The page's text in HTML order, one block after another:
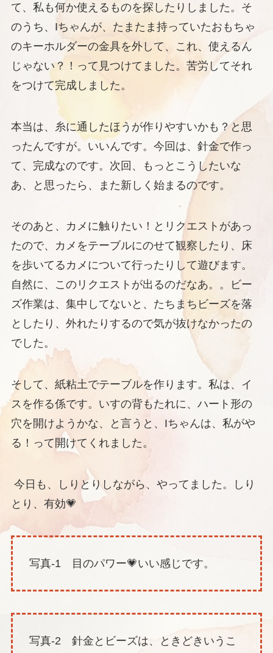
て、私も何か使えるものを探したりしました。そ
のうち、Iちゃんが、たまたま持っていたおもちゃ
のキーホルダーの金具を外して、これ、使えるん
じゃない？！って見つけてました。苦労してそれ
をつけて完成しました。
本当は、糸に通したほうが作りやすいかも？と思
ったんですが。いいんです。今回は、針金で作っ
て、完成なのです。次回、もっとこうしたいな
あ、と思ったら、また新しく始まるのです。
そのあと、カメに触りたい！とリクエストがあっ
たので、カメをテーブルにのせて観察したり、床
を歩いてるカメについて行ったりして遊びます。
自然に、このリクエストが出るのだなあ。。ビー
ズ作業は、集中してないと、たちまちビーズを落
としたり、外れたりするので気が抜けなかったの
でした。
そして、紙粘土でテーブルを作ります。私は、イ
スを作る係です。いすの背もたれに、ハート形の
穴を開けようかな、と言うと、Iちゃんは、私がや
る！って開けてくれました。
今日も、しりとりしながら、やってました。しり
とり、有効💗
写真-1 目のパワー💗いい感じです。
写真-2 針金とビーズは、ときどきいうこ